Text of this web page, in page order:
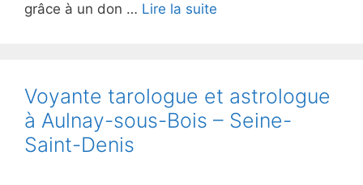
grâce à un don … Lire la suite
Voyante tarologue et astrologue
à Aulnay-sous-Bois – Seine-
Saint-Denis